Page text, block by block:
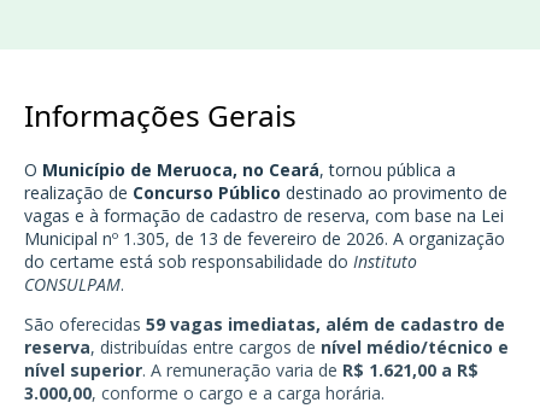
Informações Gerais
O Município de Meruoca, no Ceará, tornou pública a
realização de Concurso Público destinado ao provimento de
vagas e à formação de cadastro de reserva, com base na Lei
Municipal nº 1.305, de 13 de fevereiro de 2026. A organização
do certame está sob responsabilidade do Instituto
CONSULPAM.
São oferecidas 59 vagas imediatas, além de cadastro de
reserva, distribuídas entre cargos de nível médio/técnico e
nível superior. A remuneração varia de R$ 1.621,00 a R$
3.000,00, conforme o cargo e a carga horária.